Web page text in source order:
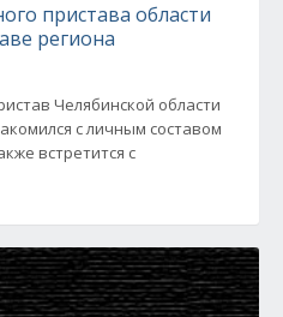
пристава области
региона
Челябинской области
с личным составом
встретится с